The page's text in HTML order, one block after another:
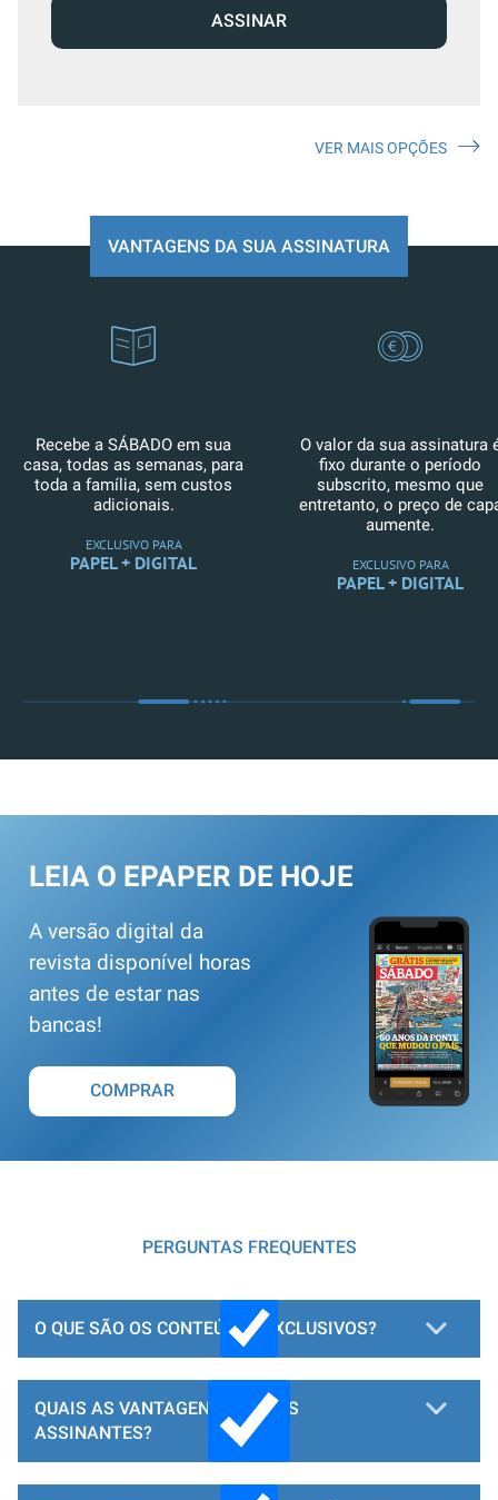
ASSINAR
VER MAIS OPÇÕES
VANTAGENS DA SUA ASSINATURA
Recebe a SÁBADO em sua
casa, todas as semanas, para
toda a família, sem custos
adicionais.
EXCLUSIVO PARA
PAPEL + DIGITAL
O valor da sua assinatura
fixo durante o período
subscrito, mesmo que
entretanto, o preço de
aumente.
EXCLUSIVO PARA
PAPEL + DIGITAL
LEIA O EPAPER DE HOJE
A versão digital da
revista disponível horas
antes de estar nas
bancas!
COMPRAR
PERGUNTAS FREQUENTES
O QUE SÃO OS CONTEÚDOS EXCLUSIVOS?
QUAIS AS VANTAGENS PARA OS
ASSINANTES?